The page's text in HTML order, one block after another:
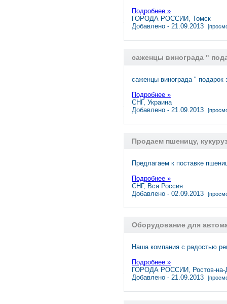
Подробнее »
ГОРОДА РОССИИ, Томск
Добавлено - 21.09.2013
саженцы винограда "
саженцы винограда " подарок
Подробнее »
СНГ, Украина
Добавлено - 21.09.2013
Продаем пшеницу,
Предлагаем к поставке
Подробнее »
СНГ, Вся Россия
Добавлено - 02.09.2013
Оборудование для
Наша компания с радостью
Подробнее »
ГОРОДА РОССИИ, Ростов-на-
Добавлено - 21.09.2013